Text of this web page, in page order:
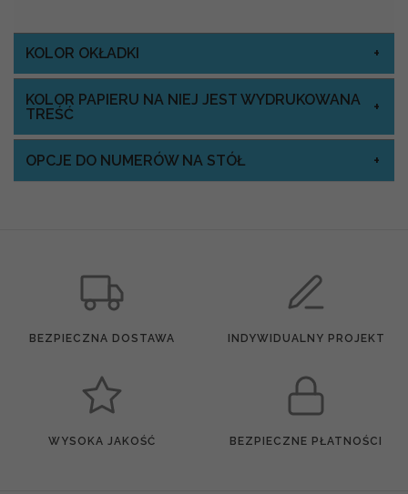
KOLOR OKŁADKI
KOLOR PAPIERU NA NIEJ JEST WYDRUKOWANA
TREŚĆ
OPCJE DO NUMERÓW NA STÓŁ
BEZPIECZNA DOSTAWA INDYWIDUALNY PROJEKT
WYSOKA JAKOŚĆ BEZPIECZNE PŁATNOŚCI